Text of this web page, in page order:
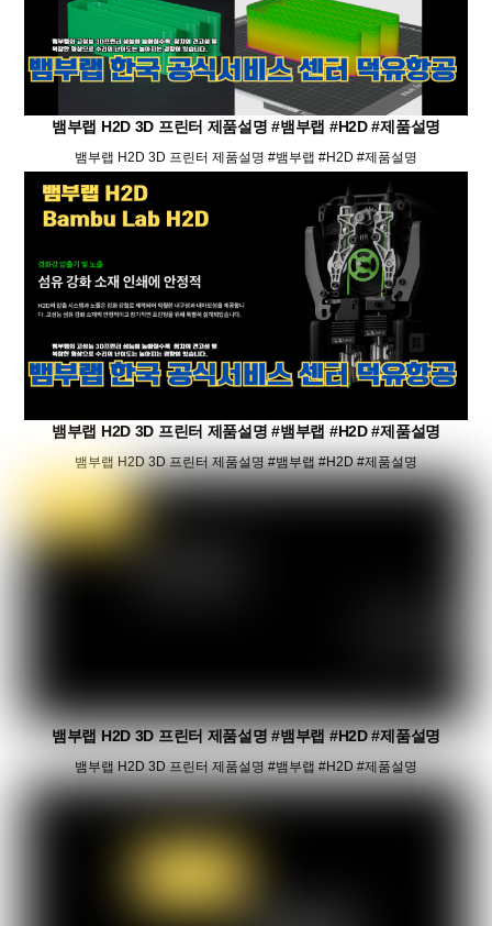
뱀부랩 H2D 3D 프린터 제품설명 #뱀부랩 #H2D #제품설명
뱀부랩 H2D 3D 프린터 제품설명 #뱀부랩 #H2D #제품설명
뱀부랩 H2D 3D 프린터 제품설명 #뱀부랩 #H2D #제품설명
뱀부랩 H2D 3D 프린터 제품설명 #뱀부랩 #H2D #제품설명
뱀부랩 H2D 3D 프린터 제품설명 #뱀부랩 #H2D #제품설명
뱀부랩 H2D 3D 프린터 제품설명 #뱀부랩 #H2D #제품설명